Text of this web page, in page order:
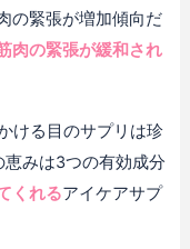
の緊張が増加傾向だ
肉の緊張が緩和され
ける目のサプリは珍
恵みは3つの有効成分
くれるアイケアサプ